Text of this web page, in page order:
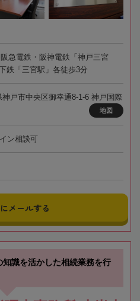
急電鉄・阪神電鉄「神戸三宮
鉄「三宮駅」各徒歩3分
神戸市中央区御幸通8-1-6 神戸国際
地図
ン相談可
メールする
知識を活かした相続業務を行